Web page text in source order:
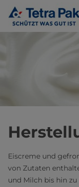
Eiscreme und
von Zutaten
und Milch bis hin